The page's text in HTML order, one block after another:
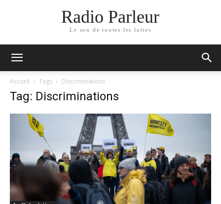
Radio Parleur
Le son de toutes les luttes
Accueil Tags Discriminations
Tag: Discriminations